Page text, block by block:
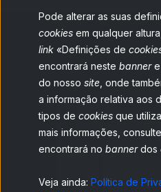
Pode alterar as suas
cookies em qualquer
link «Definições de
encontrará neste bannere
do nosso site , onde
a informação relativa aos
tipos de cookies que
mais informações,
encontrará no bannerdos
Veja ainda: Política de